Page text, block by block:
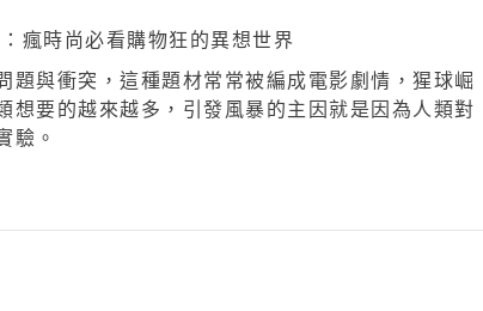
題與衝突，這種題材常常被編成電影劇情，猩球崛
想要的越來越多，引發風暴的主因就是因為人類對
驗。